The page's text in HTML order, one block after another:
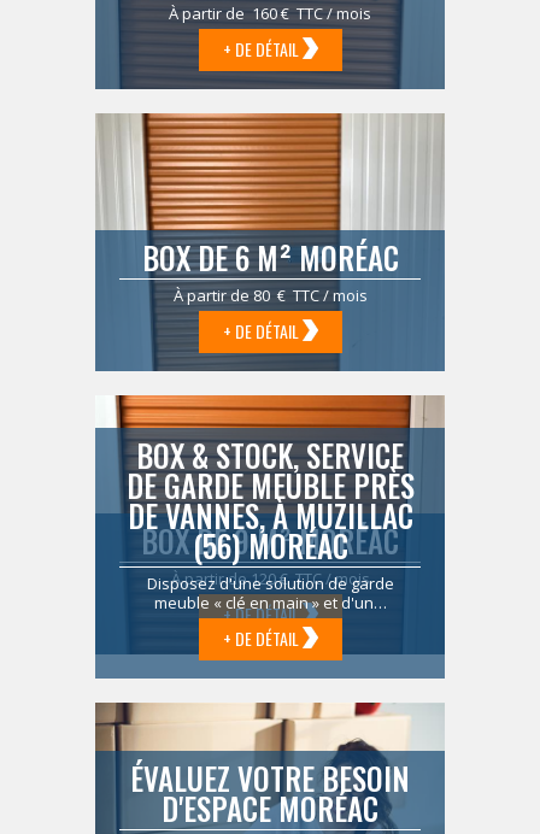
À partir de 160 € TTC / mois
+ DE DÉTAIL
BOX DE 6 M² MORÉAC
À partir de 80 € TTC / mois
+ DE DÉTAIL
BOX DE 9 M² MORÉAC
À partir de 120 € TTC / mois
+ DE DÉTAIL
BOX & STOCK, SERVICE
DE GARDE MEUBLE PRÈS
DE VANNES, À MUZILLAC
(56) MORÉAC
Disposez d'une solution de garde
meuble « clé en main » et d'un…
+ DE DÉTAIL
ÉVALUEZ VOTRE BESOIN
D'ESPACE MORÉAC